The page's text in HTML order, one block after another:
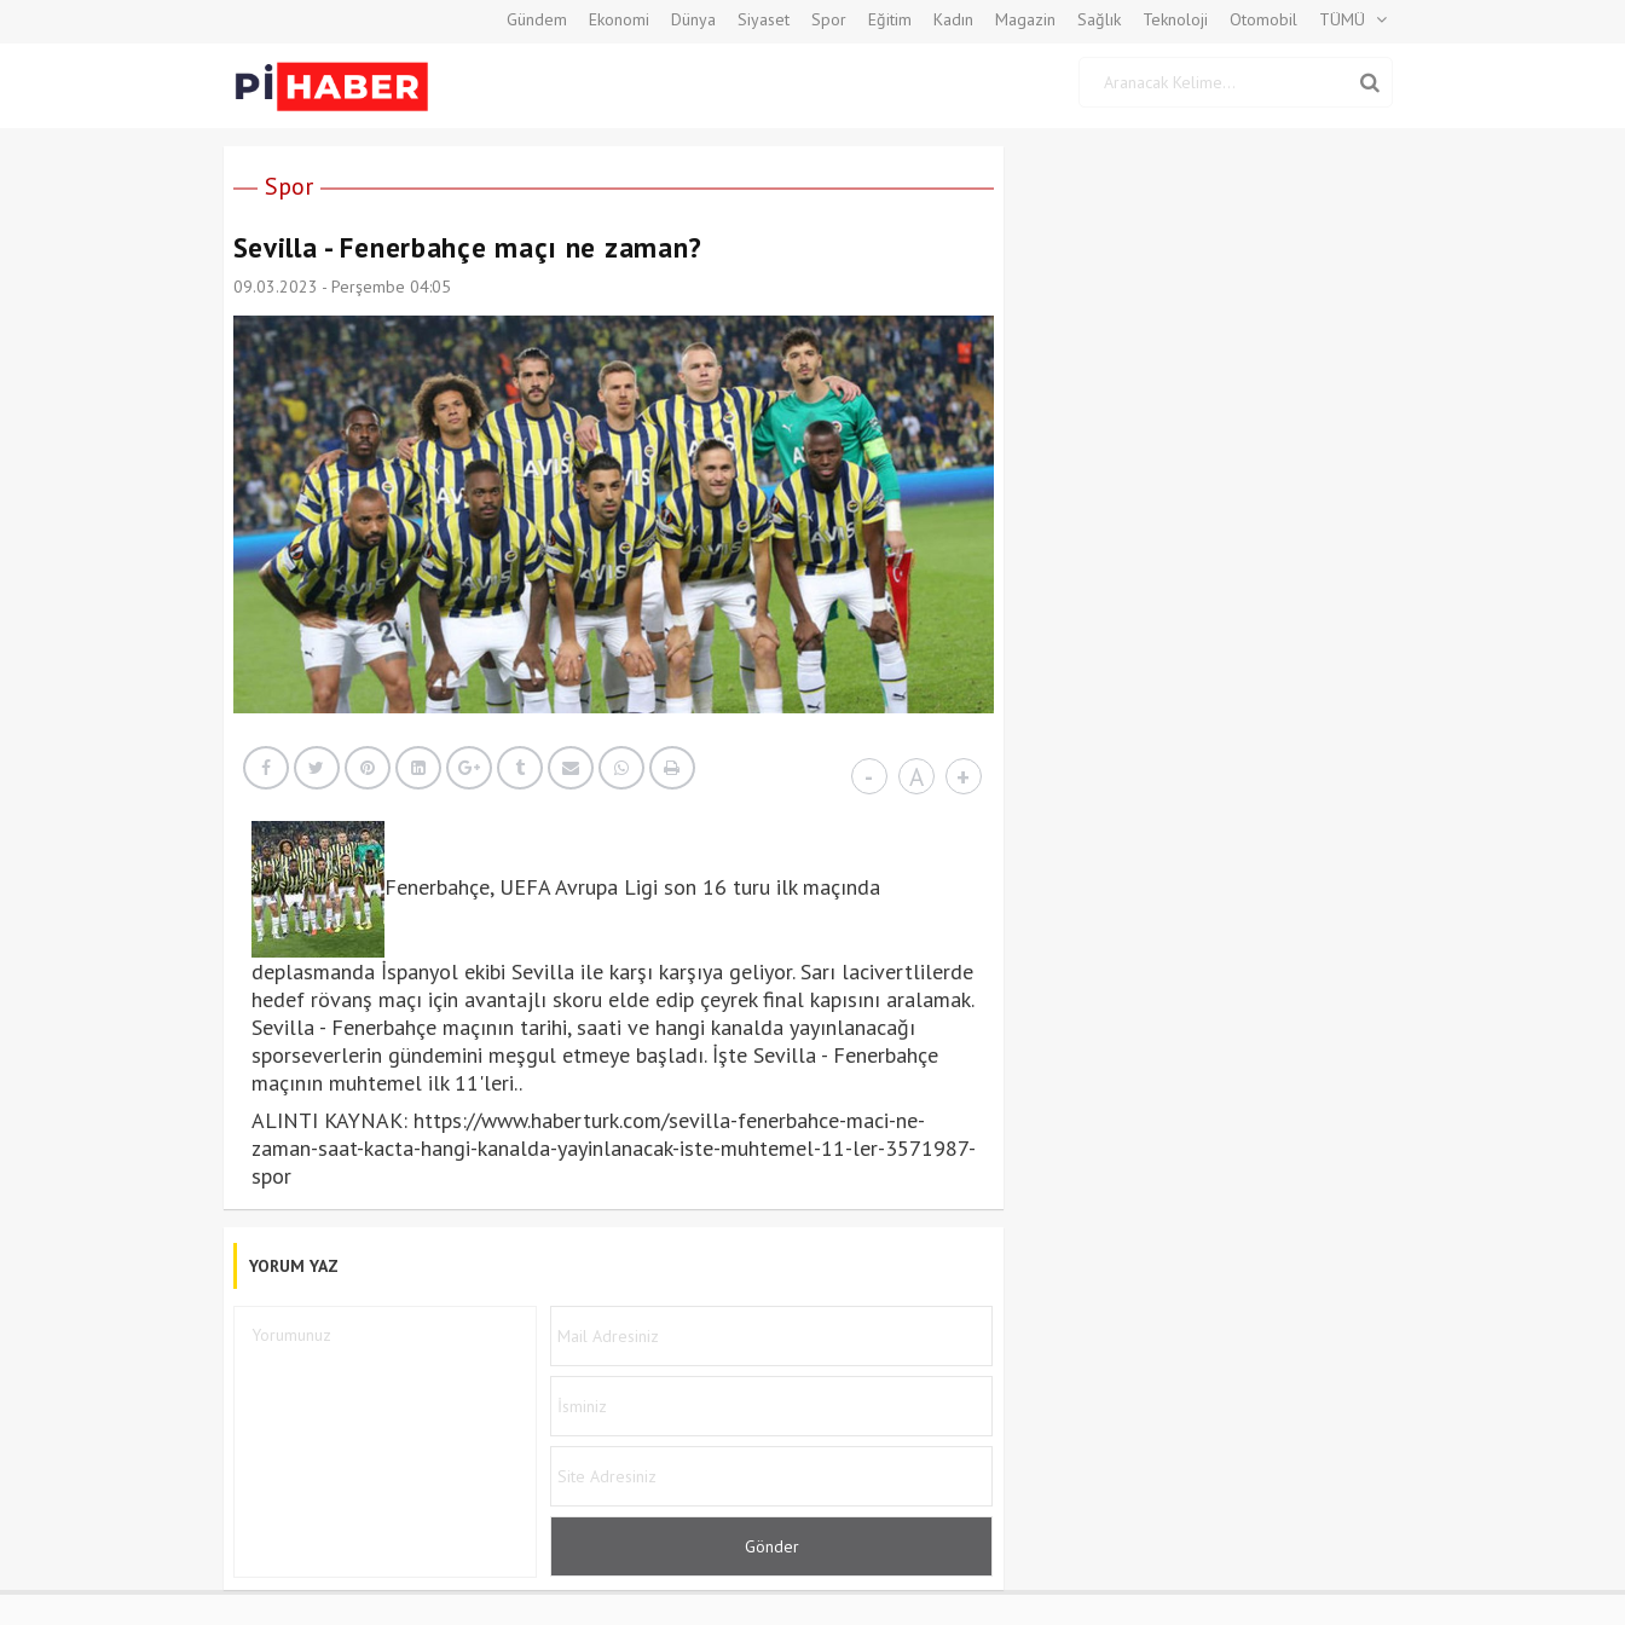
Gündem Ekonomi Dünya Siyaset Spor Eğitim Kadın Magazin Sağlık Teknoloji Otomobil TÜMÜ
Spor
Sevilla - Fenerbahçe maçı ne zaman?
09.03.2023 - Perşembe 04:05
- A +
Fenerbahçe, UEFA Avrupa Ligi son 16 turu ilk maçında
deplasmanda İspanyol ekibi Sevilla ile karşı karşıya geliyor. Sarı lacivertlilerde
hedef rövanş maçı için avantajlı skoru elde edip çeyrek final kapısını aralamak.
Sevilla - Fenerbahçe maçının tarihi, saati ve hangi kanalda yayınlanacağı
sporseverlerin gündemini meşgul etmeye başladı. İşte Sevilla - Fenerbahçe
maçının muhtemel ilk 11'leri..
ALINTI KAYNAK: https://www.haberturk.com/sevilla-fenerbahce-maci-ne-
zaman-saat-kacta-hangi-kanalda-yayinlanacak-iste-muhtemel-11-ler-3571987-
spor
YORUM YAZ